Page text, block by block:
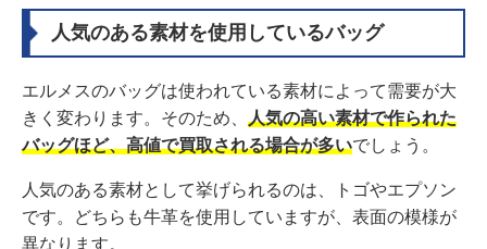
人気のある素材を使用しているバッグ
エルメスのバッグは使われている素材によって需要が大
きく変わります。そのため、 人気の高い素材で作られた
バッグほど、高値で買取される場合が多いでしょう。
人気のある素材として挙げられるのは、トゴやエプソン
です。どちらも牛革を使用していますが、表面の模様が
異なります。